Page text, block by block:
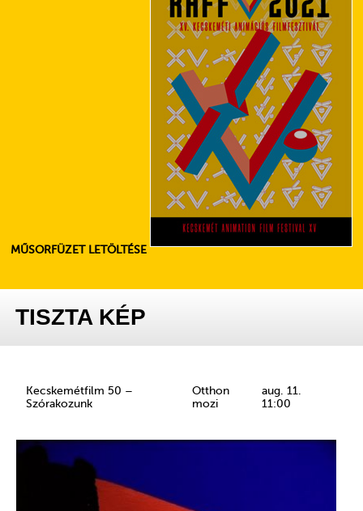
MŰSORFÜZET LETÖLTÉSE
TISZTA KÉP
Kecskemétfilm 50 –
Szórakozunk
Otthon
mozi
aug. 11.
11:00